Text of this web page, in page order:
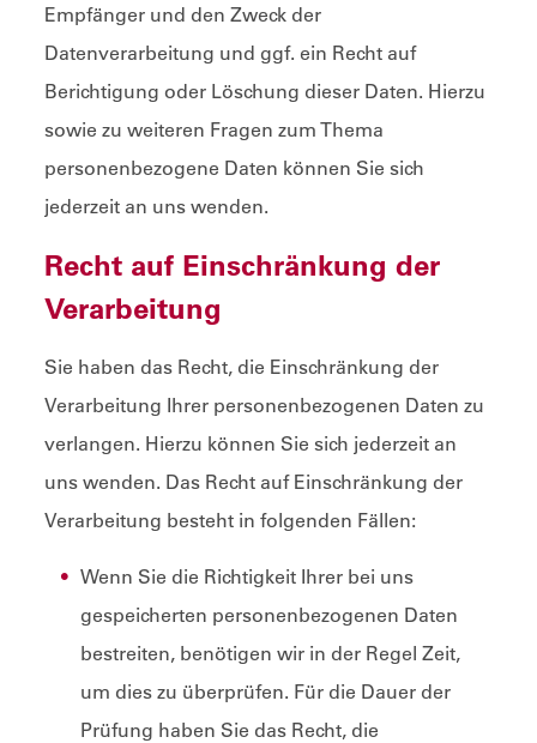
Empfänger und den Zweck der
Datenverarbeitung und ggf. ein Recht auf
Berichtigung oder Löschung dieser Daten. Hierzu
sowie zu weiteren Fragen zum Thema
personenbezogene Daten können Sie sich
jederzeit an uns wenden.
Recht auf Einschränkung der
Verarbeitung
Sie haben das Recht, die Einschränkung der
Verarbeitung Ihrer personenbezogenen Daten zu
verlangen. Hierzu können Sie sich jederzeit an
uns wenden. Das Recht auf Einschränkung der
Verarbeitung besteht in folgenden Fällen:
Wenn Sie die Richtigkeit Ihrer bei uns
gespeicherten personenbezogenen Daten
bestreiten, benötigen wir in der Regel Zeit,
um dies zu überprüfen. Für die Dauer der
Prüfung haben Sie das Recht, die